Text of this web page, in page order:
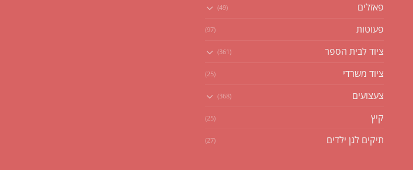
פאזלים (49)
פעוטות (97)
ציוד לבית הספר (361)
ציוד משרדי (25)
צעצועים (368)
קיץ (25)
תיקים לגן ילדים (27)